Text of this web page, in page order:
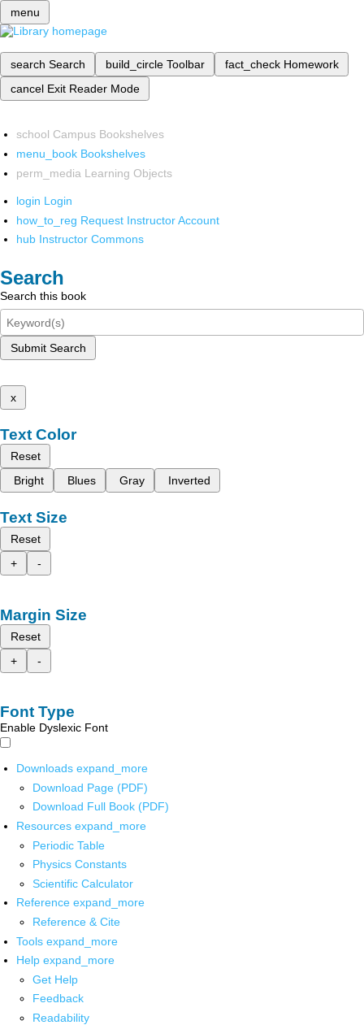
menu
search Search build_circle Toolbar fact_check Homework
cancel Exit Reader Mode
school Campus Bookshelves
menu_book Bookshelves
perm_media Learning Objects
login Login
how_to_reg Request Instructor Account
hub Instructor Commons
Search
Search this book
Submit Search
x
Text Color
Reset
Bright
Blues Gray Inverted
Text Size
Reset
+
-
Margin Size
Reset
+
-
Font Type
Enable Dyslexic Font
Downloads expand_more
Download Page (PDF)
Download Full Book (PDF)
Resources expand_more
Periodic Table
Physics Constants
Scientific Calculator
Reference expand_more
Reference & Cite
Tools expand_more
Help expand_more
Get Help
Feedback
Readability